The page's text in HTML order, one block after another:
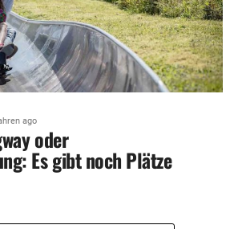
ago
oder
Es gibt noch Plätze